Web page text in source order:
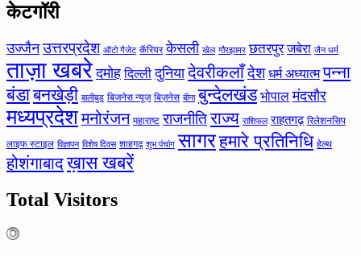
केटगॉरी
उज्जैन उत्तरप्रदेश ऑटो गैजेट कॅरियर केसली खेल गौरझामर छतरपुर जबेरा जैन धर्म
ताज़ा खबरे दमोह दिल्ली दुनिया देवरीकलाँदेश धर्म अध्यात्म पन्ना
बंडाबनखेड़ी बालीबुड बिजनेस न्यूज़ बिज़नेस बीना बुन्देलखंड भोपाल मंदसौर
मध्यप्रदेशमनोरंजन महाराष्ट राजनीतिराज्य राशिफल राहतगढ़ रिलेशनसिप
लाइफ स्टाइल विज्ञापन विशेष दिवस शाहगढ़ शुभ पंचांग सागरहमारे प्रतिनिधि हेल्थ
होशंगाबादख़ास खबरें
Total Visitors